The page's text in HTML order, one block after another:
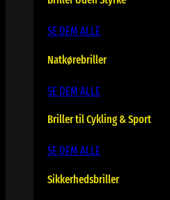
SE DEM ALLE
Natkørebriller
SE DEM ALLE
Briller til Cykling & Sport
SE DEM ALLE
Sikkerhedsbriller